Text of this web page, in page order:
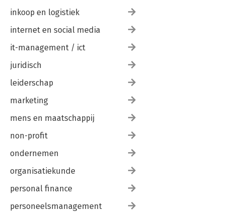
inkoop en logistiek
internet en social media
it-management / ict
juridisch
leiderschap
marketing
mens en maatschappij
non-profit
ondernemen
organisatiekunde
personal finance
personeelsmanagement